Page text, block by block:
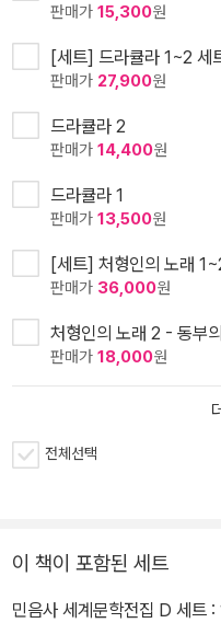
판매가 15,300원
[세트] 드라큘라 1~2 세
판매가 27,900원
드라큘라 2
판매가 14,400원
드라큘라 1
판매가 13,500원
[세트] 처형인의 노래
판매가 36,000원
처형인의 노래 2 - 동부
판매가 18,000원
전체선택
이 책이 포함된 세트
민음사 세계문학전집 D 세